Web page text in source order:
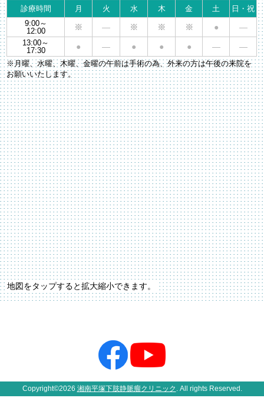
診療時間 月 火 水 木 金 土
日・祝
9:00～
12:00
※ ― ※ ※ ※ ● ―
13:00～
17:30
● ― ● ● ● ― ―
※月曜、水曜、木曜、金曜の午前は手術の為、外来の方は午後の来院を
お願いいたします。
地図をタップすると拡大縮小できます。
Copyright©2026 湘南平塚下肢静脈瘤クリニック . All rights Reserved.